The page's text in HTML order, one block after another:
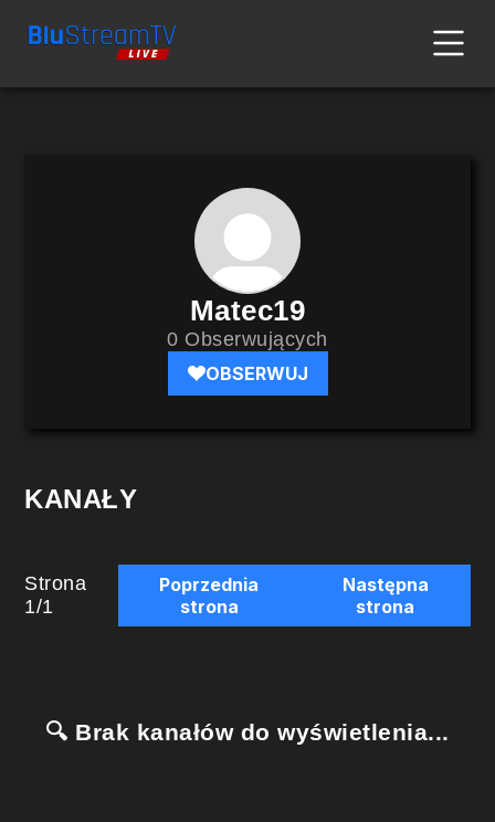
Matec19
0 Obserwujących
OBSERWUJ
KANAŁY
Strona
1/1
Poprzednia
strona
Następna
strona
🔍 Brak kanałów do wyświetlenia...